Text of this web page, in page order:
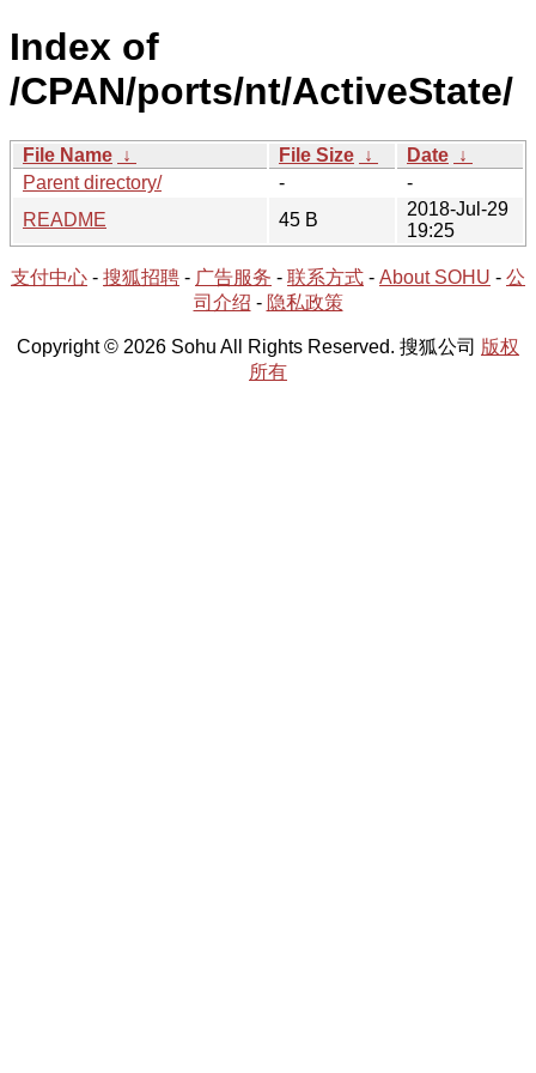
Index of
/CPAN/ports/nt/ActiveState/
File Name ↓ File Size ↓ Date ↓
Parent directory/
-
-
README
45 B
2018-Jul-29
19:25
支付中心 - 搜狐招聘 - 广告服务 - 联系方式 - About SOHU - 公
司介绍 - 隐私政策
Copyright © 2026 Sohu All Rights Reserved. 搜狐公司 版权
所有